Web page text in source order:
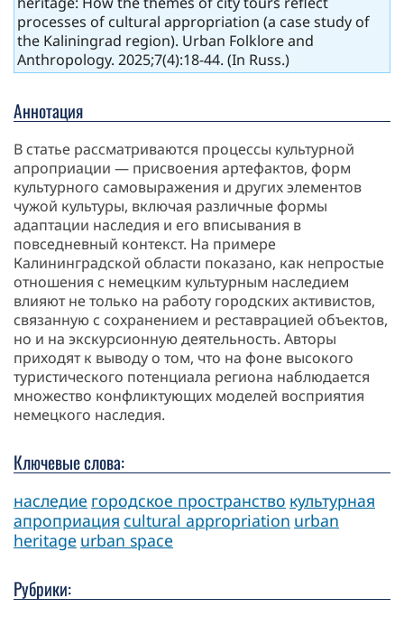
processes of cultural appropriation (a case study of
the Kaliningrad region). Urban Folklore and
Anthropology. 2025;7(4):18-44. (In Russ.)
Аннотация
В статье рассматриваются процессы культурной
апроприации — присвоения артефактов, форм
культурного самовыражения и других элементов
чужой культуры, включая различные формы
адаптации наследия и его вписывания в
повседневный контекст. На примере
Калининградской области показано, как непростые
отношения с немецким культурным наследием
влияют не только на работу городских активистов,
связанную с сохранением и реставрацией объектов,
но и на экскурсионную деятельность. Авторы
приходят к выводу о том, что на фоне высокого
туристического потенциала региона наблюдается
множество конфликтующих моделей восприятия
немецкого наследия.
Ключевые слова:
наследие городское пространство культурная
апроприация cultural appropriation urban
heritage urban space
Рубрики: